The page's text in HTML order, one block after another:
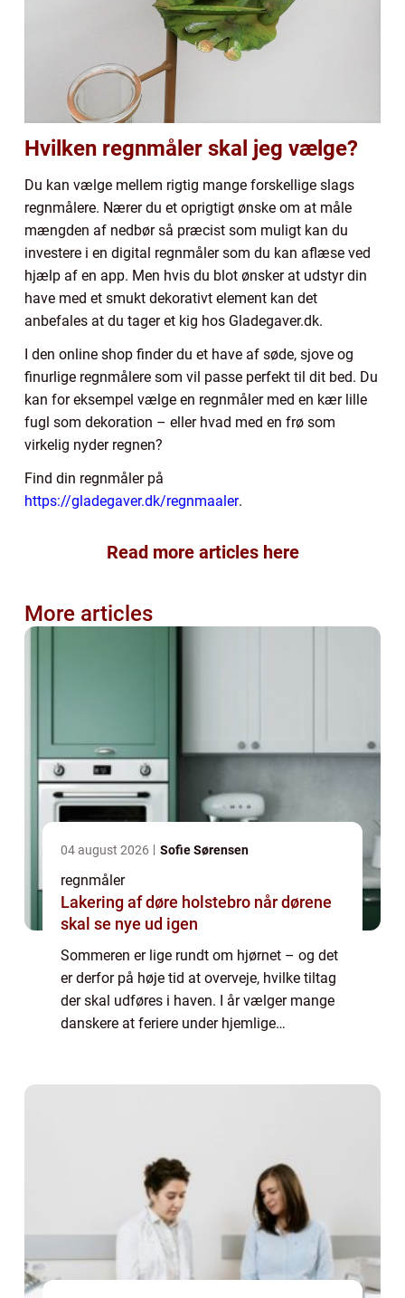
Hvilken regnmåler skal jeg vælge?
Du kan vælge mellem rigtig mange forskellige slags
regnmålere. Nærer du et oprigtigt ønske om at måle
mængden af nedbør så præcist som muligt kan du
investere i en digital regnmåler som du kan aflæse ved
hjælp af en app. Men hvis du blot ønsker at udstyr din
have med et smukt dekorativt element kan det
anbefales at du tager et kig hos Gladegaver.dk.
I den online shop finder du et have af søde, sjove og
finurlige regnmålere som vil passe perfekt til dit bed. Du
kan for eksempel vælge en regnmåler med en kær lille
fugl som dekoration – eller hvad med en frø som
virkelig nyder regnen?
Find din regnmåler på
https://gladegaver.dk/regnmaaler.
Read more articles here
More articles
04 august 2026 Sofie Sørensen
regnmåler
Lakering af døre holstebro når dørene
skal se nye ud igen
Sommeren er lige rundt om hjørnet – og det
er derfor på høje tid at overveje, hvilke tiltag
der skal udføres i haven. I år vælger mange
danskere at feriere under hjemlige